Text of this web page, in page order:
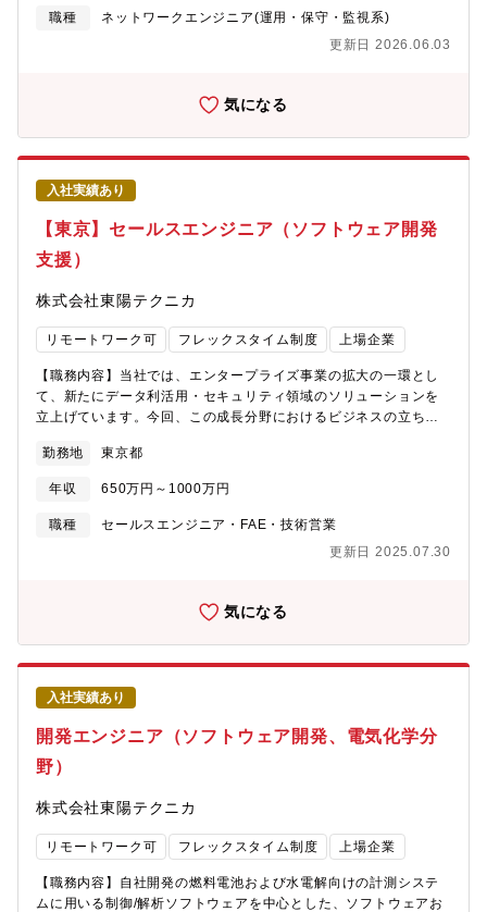
せ対応、保守対応、運用改善提案■営業担当と連携した技術支援、
サーバー、ストレージを含むSI案件の提案支援■当社製品を含む構
【顧客】エンタープライズ企業、公共機関（政府機関・自治
体）、文教機関（大学・研究所）など【募集背景】体制強化のた
めの増員※入社後は、ご経験に応じて運用・保守案件にも携わっ
ていただき、早期にご活躍いただくことを期待しています。【魅
力】■運用保守だけではなく、案件に応じて導入検討段階での営業
支援やプリセールス活動、SI案件における構築支援、プロジェク
ト推進にも携わっていただく場合もあり、構築スキルも身につけ
ることができます。■当社取扱製品に関する先端技術や製品知識を
習得できる環境です。■将来的には、クラウドセキュリティ領域や
キャリアを広げていただけます。【配属先】システムエンジニア
リング部 第3グループ■部人数 37名■グループ人数 6名 【働
き方】■リモートメイン※機検証、社内打ち合わせ、顧客訪問への
張 有※基本的に多くありませんが、案件に応じてお客様先での
構築作業等のため短期出張が発生する場合があります。■平均残業
時間 20.8時間（全社平均）■有給休暇の平均取得日数 14.9日
（全社平均）【働く環境】■風通しが良く、若手社員でも積極的に
種別研修や語学研修など、社員の成長を支援する充実した研修制
で中途入社のハンデは一切ありませんので、安心してご活躍いた
職種
ネットワークエンジニア(運用・保守・監視系)
更新日 2026.06.03
気になる
入社実績あり
【東京】セールスエンジニア（ソフトウェア開発
支援）
株式会社東陽テクニカ
リモートワーク可 フレックスタイム制度 上場企業
【職務内容】当社では、エンタープライズ事業の拡大の一環とし
て、新たにデータ利活用・セキュリティ領域のソリューションを
立上げています。今回、この成長分野におけるビジネスの立ち上
す。 具体的な業務内容は、以下の通りです。■大手企業（特に金
融、流通、公共分野）へのITソリューション提案■顧客課題のヒヤ
リングと適切な技術の導入提案■パートナー企業との調整及び提案
支援■販促ツールの作成(カタログ、技術資料)■販促プロモーショ
製品を取り扱う当部門は、全体で30名から構成されており、うち
勤務地 東京都
年収 650万円～1000万円
職種
セールスエンジニア・FAE・技術営業
更新日 2025.07.30
気になる
入社実績あり
開発エンジニア（ソフトウェア開発、電気化学分
野）
株式会社東陽テクニカ
リモートワーク可 フレックスタイム制度 上場企業
【職務内容】自社開発の燃料電池および水電解向けの計測システ
ムに用いる制御/解析ソフトウェアを中心とした、ソフトウェアお